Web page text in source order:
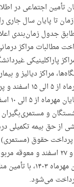
تأمین اجتماعی در
تا پایان سال جاری
جدول زمان‌بندی
مطالبات مراکز
پاراکلینیکی
مراکز دیالیز و
لغایت پایان
از حق‌ بیمه تکمیلی
۲۲ اسفند، پرداخت حقوق
مستمری‌بگیران، ۲۶ و ۲۷
بازنشستگان تا پایان